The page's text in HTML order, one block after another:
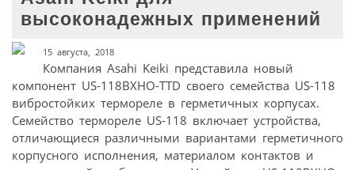
высоконадежных применений
15 августа, 2018
Компания Asahi Keiki представила новый
компонент US-118BXHO-TTD своего семейства US-118
вибростойких термореле в герметичных корпусах.
Семейство термореле US-118 включает устройства,
отличающиеся различными вариантами герметичного
корпусного исполнения, материалом контактов и